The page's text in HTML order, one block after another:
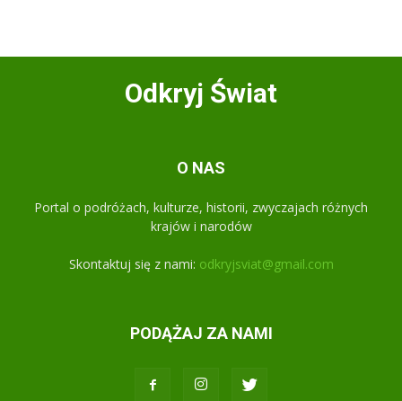
Odkryj Świat
O NAS
Portal o podróżach, kulturze, historii, zwyczajach różnych
krajów i narodów
Skontaktuj się z nami: odkryjsviat@gmail.com
PODĄŻAJ ZA NAMI